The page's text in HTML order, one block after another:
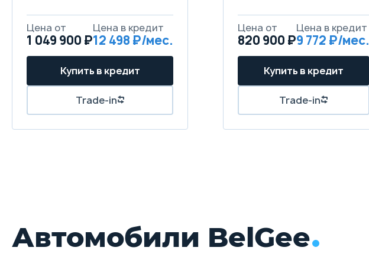
Цена от
1 049 900 ₽
Цена в кредит
12 498 ₽/мес.
Купить в кредит
Trade-in
Цена от
820 900 ₽
Цена в кредит
9 772 ₽/мес.
Купить в кредит
Trade-in
Автомобили BelGee